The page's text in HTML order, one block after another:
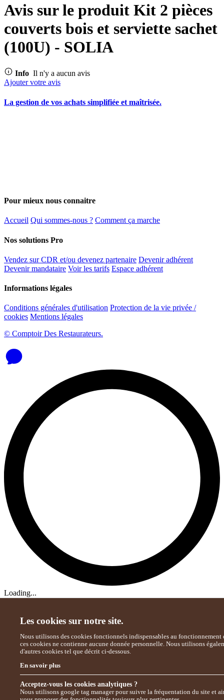
Les cookies sur notre site.
Nous utilisons des cookies fonctionnels indispensables au fonctionnement
ces cookies ne contienne aucune donnée personnelle. Nous utilisons
d'autres cookies tel que décrit ci-dessous.
En savoir plus
Acceptez-vous les cookies analytiques ?
Nous utilisons google tag manager pour suivre la fréquentation du site et
Avis sur le produit Kit 2 pièces
couverts bois et serviette sachet
(100U) - SOLIA
Info Il n'y a aucun avis
Ajouter votre avis
La gestion de vos achats simplifiée et maîtrisée.
Pour mieux nous connaitre
Accueil Qui sommes-nous ? Comment ça marche
Nos solutions Pro
Vendez sur CDR et/ou devenez partenaire Devenir adhérent
Devenir mandataire Voir les tarifs Espace adhérent
Informations légales
Conditions générales d'utilisation Protection de la vie privée /
cookies Mentions légales
© Comptoir Des Restaurateurs.
Loading...